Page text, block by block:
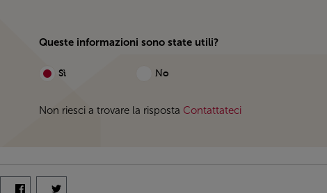
Queste informazioni sono state utili?
Sì No
Non riesci a trovare la risposta Contattateci